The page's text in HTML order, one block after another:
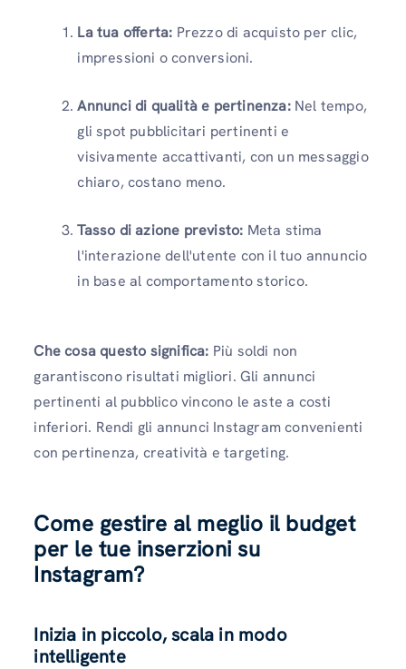
La tua offerta: Prezzo di acquisto per clic,
impressioni o conversioni.
Annunci di qualità e pertinenza:Nel tempo,
gli spot pubblicitari pertinenti e
visivamente accattivanti, con un messaggio
chiaro, costano meno.
Tasso di azione previsto: Meta stima
l'interazione dell'utente con il tuo annuncio
in base al comportamento storico.
Che cosa questo significa: Più soldi non
garantiscono risultati migliori. Gli annunci
pertinenti al pubblico vincono le aste a costi
inferiori. Rendi gli annunci Instagram convenienti
con pertinenza, creatività e targeting.
Come gestire al meglio il budget
per le tue inserzioni su
Instagram?
Inizia in piccolo, scala in modo
intelligente